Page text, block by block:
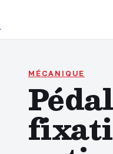
MÉCANIQUE